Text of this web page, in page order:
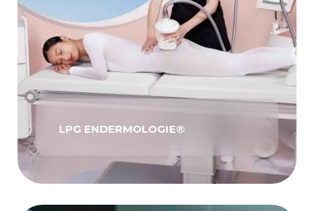
LPG ENDERMOLOGIE®